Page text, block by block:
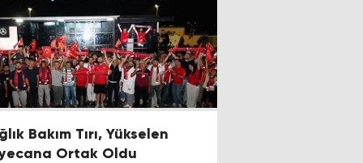
Bakım Tırı, Yükselen
Ortak Oldu